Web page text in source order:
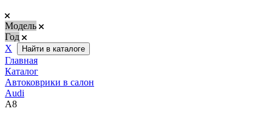
Модель
Год
Х
Найти в каталоге
Главная
Каталог
Автоковрики в салон
Audi
A8